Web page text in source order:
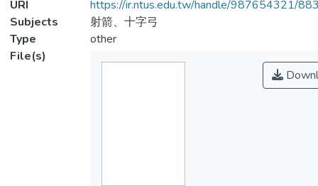
URI
https://ir.ntus.edu.tw/handle/987654321/
Subjects
射箭、十字弓
Type
other
File(s)